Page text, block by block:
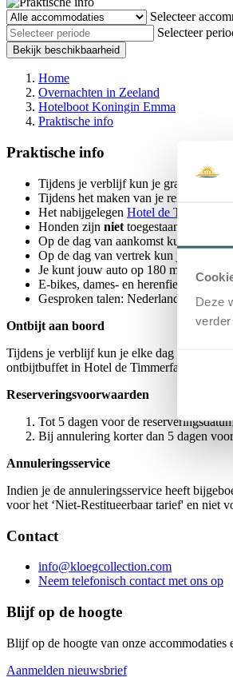
Deze
Selecteer
Selecteer
Bekijk beschikbaarheid
Home
Overnachten in Zeeland
Hotelboot Koningin Emma
Praktische info
Praktische info
Tijdens je verblijf kun je gratis
Tijdens het maken van je reservering,
Het nabijgelegen Hotel de
Honden zijn niet toegestaan
Op de dag van aankomst kun je vanaf
Op de dag van vertrek kun je tot
Je kunt jouw auto op 180 meter
E-bikes, dames- en herenfietsen te
Gesproken talen: Nederlands, Duits,
Ontbijt aan boord
Tijdens je verblijf kun je elke dag genieten
ontbijtbuffet in Hotel de Timmerfabriek.
Reserveringsvoorwaarden
Tot 5 dagen voor de
Bij annulering korter dan 5 dagen
Annuleringsservice
Indien je de annuleringsservice heeft
voor het ‘Niet-Restitueerbaar tarief' en niet
Contact
info@kloegcollection.com
Neem telefonisch contact met ons op
Blijf op de hoogte
Blijf op de hoogte van onze
Aanmelden nieuwsbrief